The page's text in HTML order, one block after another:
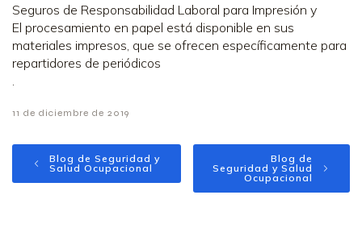
Seguros de Responsabilidad Laboral para Impresión y
El procesamiento en papel está disponible en sus
materiales impresos, que se ofrecen específicamente para
repartidores de periódicos
11 de diciembre de 2019
Blog de Seguridad y
Salud Ocupacional
Blog de
Seguridad y Salud
Ocupacional